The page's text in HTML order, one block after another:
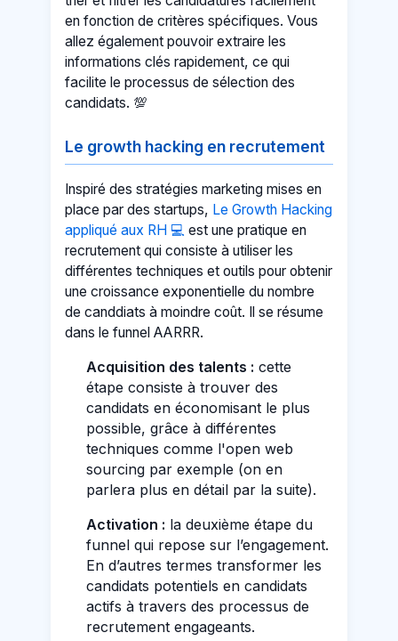
en fonction de critères spécifiques. Vous
allez également pouvoir extraire les
informations clés rapidement, ce qui
facilite le processus de sélection des
candidats. 💯
Le growth hacking en recrutement
Inspiré des stratégies marketing mises en
place par des startups, Le Growth Hacking
appliqué aux RH 💻 est une pratique en
recrutement qui consiste à utiliser les
différentes techniques et outils pour obtenir
une croissance exponentielle du nombre
de canddiats à moindre coût. Il se résume
dans le funnel AARRR.
Acquisition des talents : cette
étape consiste à trouver des
candidats en économisant le plus
possible, grâce à différentes
techniques comme l'open web
sourcing par exemple (on en
parlera plus en détail par la suite).
Activation : la deuxième étape du
funnel qui repose sur l’engagement.
En d’autres termes transformer les
candidats potentiels en candidats
actifs à travers des processus de
recrutement engageants.